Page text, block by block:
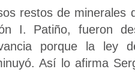
restos de minerales
I. Patiño, fueron
porque la ley
Así lo afirma